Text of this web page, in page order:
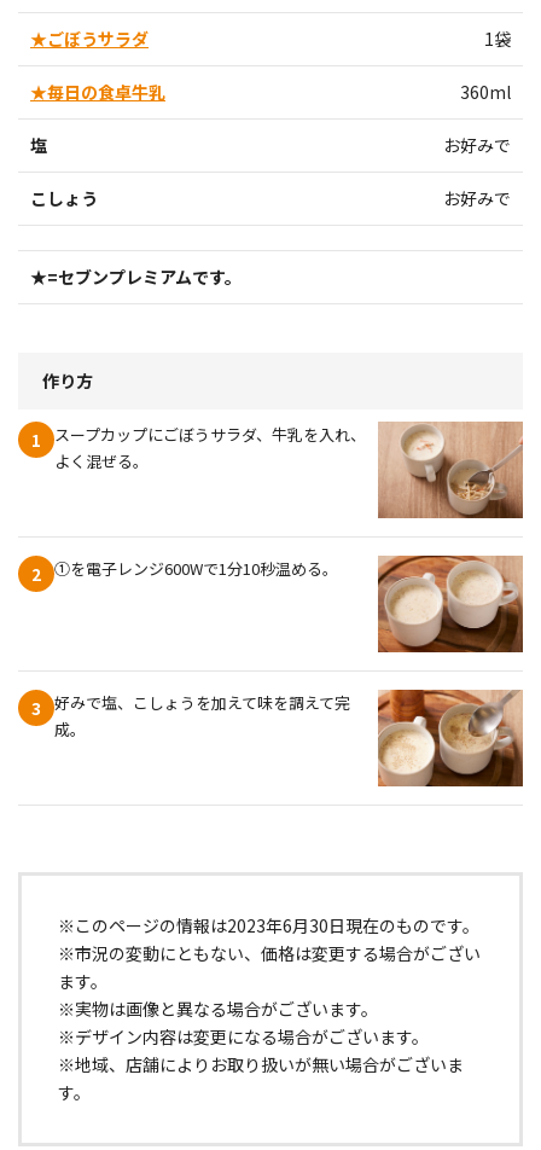
★ごぼうサラダ 1袋
★毎日の食卓牛乳 360ml
塩 お好みで
こしょう お好みで
★=セブンプレミアムです。
作り方
1
スープカップにごぼうサラダ、牛乳を入れ、
よく混ぜる。
2 ①を電子レンジ600Wで1分10秒温める。
3
好みで塩、こしょうを加えて味を調えて完
成。
※このページの情報は2023年6月30日現在のものです。
※市況の変動にともない、価格は変更する場合がござい
ます。
※実物は画像と異なる場合がございます。
※デザイン内容は変更になる場合がございます。
※地域、店舗によりお取り扱いが無い場合がございま
す。